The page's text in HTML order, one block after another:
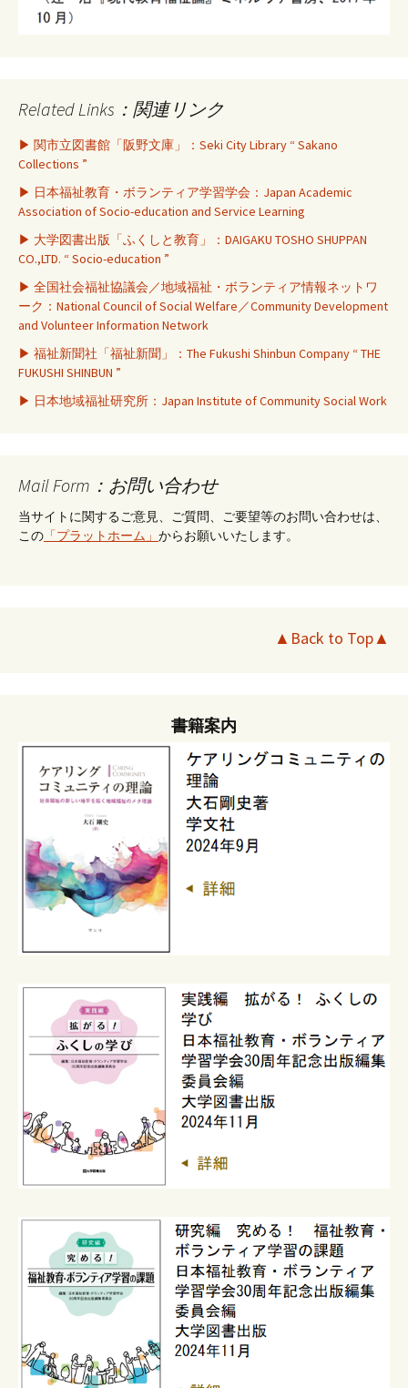
Related Links：関連リンク
▶ 関市立図書館「阪野文庫」：Seki City Library “ Sakano
Collections ”
▶ 日本福祉教育・ボランティア学習学会：Japan Academic
Association of Socio-education and Service Learning
▶ 大学図書出版「ふくしと教育」：DAIGAKU TOSHO SHUPPAN
CO.,LTD. “ Socio-education ”
▶ 全国社会福祉協議会／地域福祉・ボランティア情報ネットワ
ーク：National Council of Social Welfare／Community Development
and Volunteer Information Network
▶ 福祉新聞社「福祉新聞」：The Fukushi Shinbun Company “ THE
FUKUSHI SHINBUN ”
▶ 日本地域福祉研究所：Japan Institute of Community Social Work
Mail Form：お問い合わせ
当サイトに関するご意見、ご質問、ご要望等のお問い合わせは、
この 「プラットホーム」 からお願いいたします。
▲Back to Top▲
書籍案内